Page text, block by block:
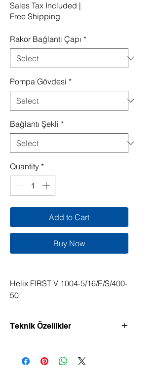
Sales Tax Included |
Free Shipping
Rakor Bağlantı Çapı *
Pompa Gövdesi *
Bağlantı Şekli *
Quantity *
Add to Cart
Buy Now
Helix FIRST V 1004-5/16/E/S/400-
50
Teknik Özellikler
bağlantılı yüksek basınçlı santrifüj
pompa.